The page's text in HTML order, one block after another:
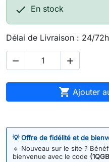
 En stock
Délai de Livraison : 24/72h
 
 Ajouter
💡 Offre de fidélité et de
🔹 Nouveau sur le site ?
bienvenue avec le code